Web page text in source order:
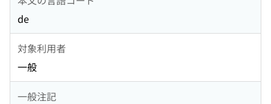
de
対象利用者
一般
一般注記